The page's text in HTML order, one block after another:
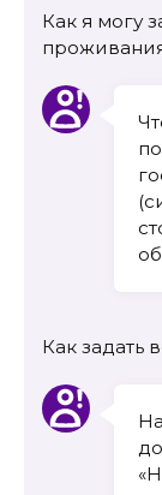
Как я могу
Как задать